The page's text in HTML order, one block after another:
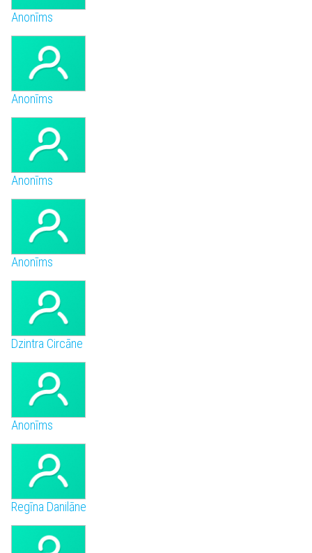
Anonīms
Anonīms
Anonīms
Anonīms
Dzintra Circāne
Anonīms
Regīna Danilāne